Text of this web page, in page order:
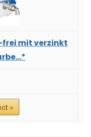
frei mit verzinkt
»